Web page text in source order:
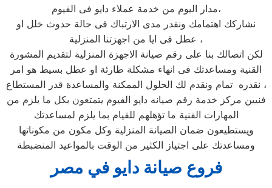
مدار اليوم من خدمة عملاء دايو فى الفيوم،
نشاركك اهتمامك ونقدر مدى الارتباك فى حالة حدوث خلل او
عطل فى ايا من اجهزتنا المنزلية ،
لكن اتصالك بنا على رقم صيانة الاجهزة المنزلية لتقديم المشورة
القنية ومساعدتك فى انهاء مشكلة طارئة او عطل بسيط هو امر
نقدره تمام ونقدم لك الحلول الممكنة والمساعدة قدر المستطاع ،
فنيين مركز خدمة رقم صيانه دايو الفيوم يتمتعون بكل ما يلزم من
المهارات الفنية ما تؤهلهم للقيام بما يلزم لمساعدتك
ويستطيعون ضمان الصيانة المنزلية وكل مكون من مكوناتها
ومساعدتك على اجتياز الكثير من الوقت بالمواعيد المنضبطة
فروع صيانة دايو في مصر